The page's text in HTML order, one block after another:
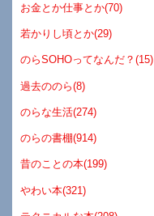
お金とか仕事とか(70)
若かりし頃とか(29)
のらSOHOってなんだ？(15)
過去ののら(8)
のらな生活(274)
のらの書棚(914)
昔のことの本(199)
やわい本(321)